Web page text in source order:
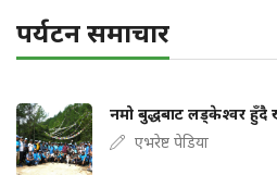
पर्यटन समाचार
नमो बुद्धबाट लड्केश्वर हुँदै
एभरेष्ट पेडिया